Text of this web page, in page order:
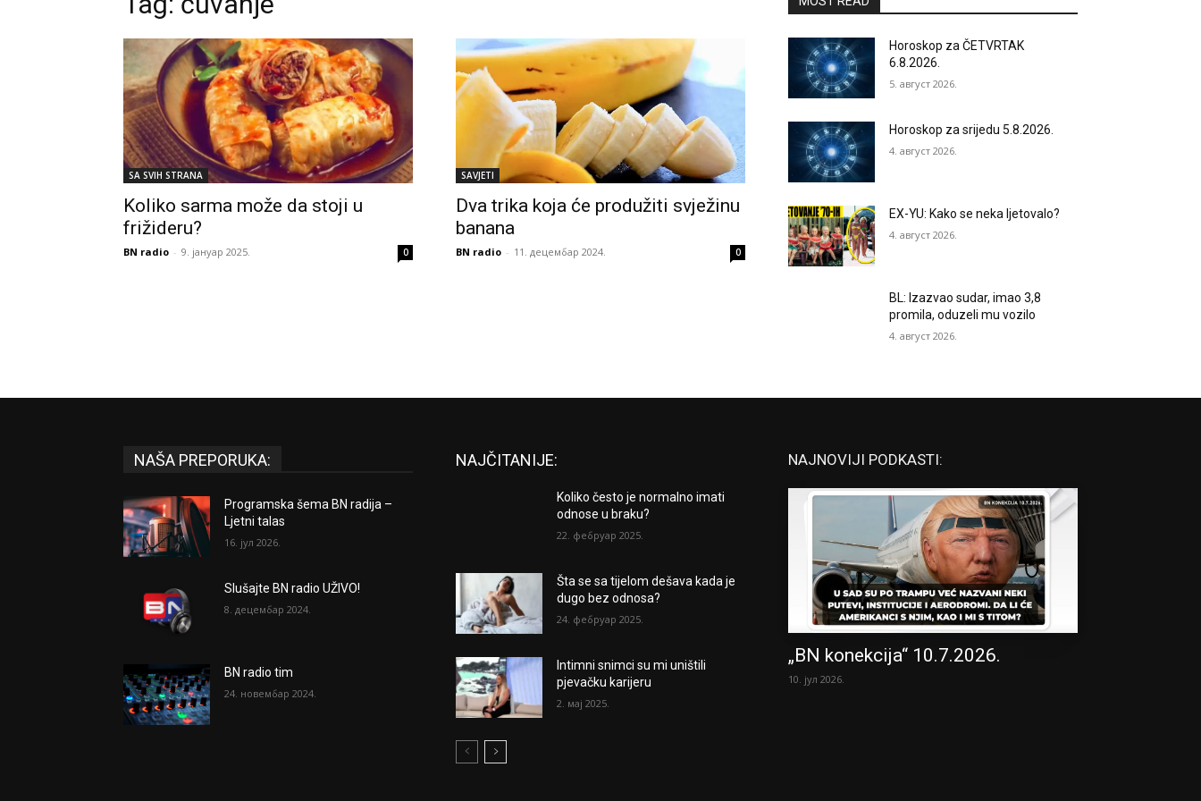
SA SVIH STRANA
Koliko sarma može da stoji u
frižideru?
BN radio - 9. јануар 2025. 0
SAVJETI
Dva trika koja će produžiti svježinu
banana
BN radio - 11. децембар 2024. 0
Horoskop za ČETVRTAK
6.8.2026.
5. август 2026.
Horoskop za srijedu 5.8.2026.
4. август 2026.
EX-YU: Kako se neka ljetovalo?
4. август 2026.
BL: Izazvao sudar, imao 3,8
promila, oduzeli mu vozilo
4. август 2026.
NAŠA PREPORUKA:
Programska šema BN radija –
Ljetni talas
16. јул 2026.
Slušajte BN radio UŽIVO!
8. децембар 2024.
BN radio tim
24. новембар 2024.
NAJČITANIJE:
Koliko često je normalno imati
odnose u braku?
22. фебруар 2025.
Šta se sa tijelom dešava kada je
dugo bez odnosa?
24. фебруар 2025.
Intimni snimci su mi uništili
pjevačku karijeru
2. мај 2025.
NAJNOVIJI PODKASTI:
„BN konekcija“ 10.7.2026.
10. јул 2026.